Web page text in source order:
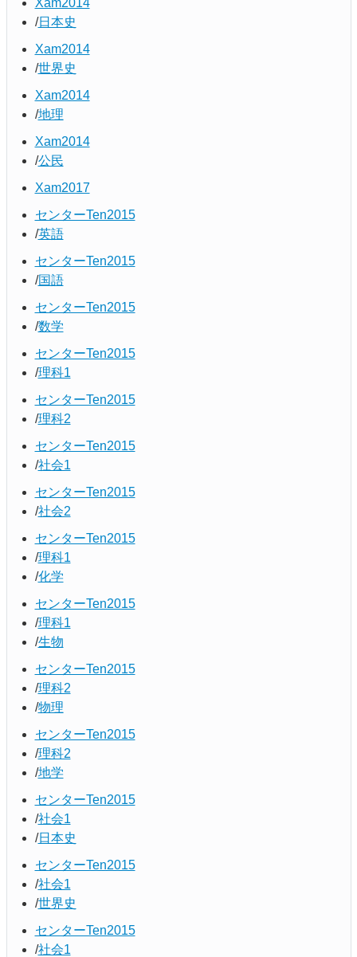
Xam2014
日本史
Xam2014
世界史
Xam2014
地理
Xam2014
公民
Xam2017
センターTen2015
英語
センターTen2015
国語
センターTen2015
数学
センターTen2015
理科1
センターTen2015
理科2
センターTen2015
社会1
センターTen2015
社会2
センターTen2015
理科1
化学
センターTen2015
理科1
生物
センターTen2015
理科2
物理
センターTen2015
理科2
地学
センターTen2015
社会1
日本史
センターTen2015
社会1
世界史
センターTen2015
社会1